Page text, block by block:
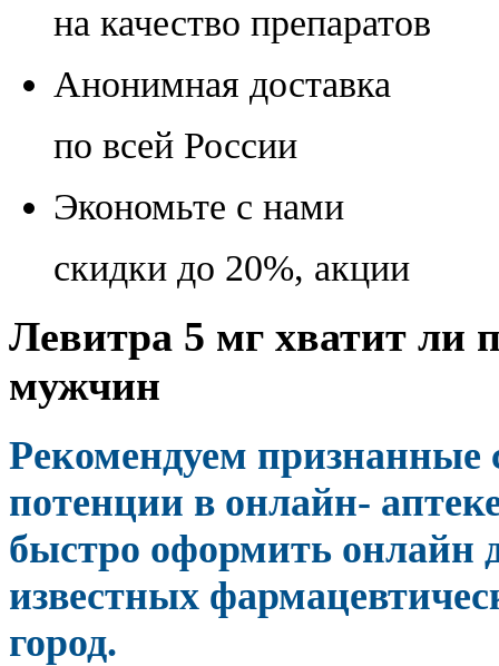
на качество препаратов
Анонимная доставка
по всей России
Экономьте с нами
скидки до 20%, акции
Левитра 5 мг хватит ли
мужчин
Рекомендуем признанные
потенции в онлайн-
быстро оформить онлайн
известных
город.